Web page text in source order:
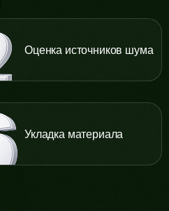
Оценка источников шума
Укладка материала